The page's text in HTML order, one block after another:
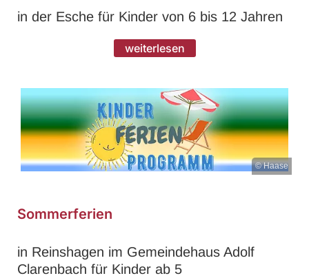
in der Esche für Kinder von 6 bis 12 Jahren
weiterlesen
© Haase
Sommerferien
in Reinshagen im Gemeindehaus Adolf
Clarenbach für Kinder ab 5